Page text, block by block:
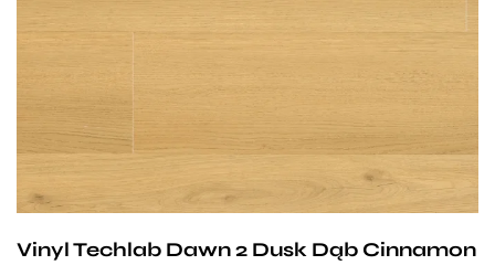
wodnym. Producent na te panele udziela 25-letniej
użytek komercyjny.
Vinyl Techlab Dawn 2 Dusk Dąb Cinnamon